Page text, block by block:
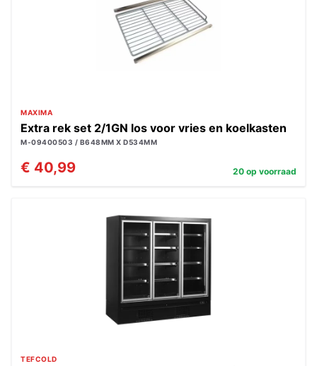
MAXIMA
Extra rek set 2/1GN los voor vries en koelkasten
M-09400503 / B648MM X D534MM
€ 40,99 20 op voorraad
TEFCOLD